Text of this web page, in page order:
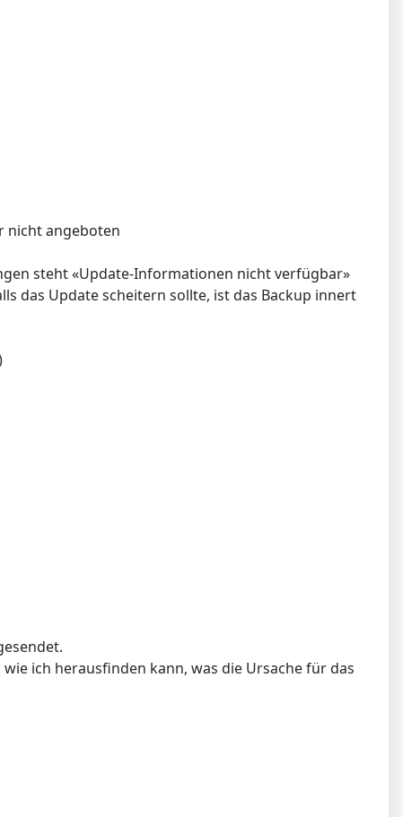
nicht angeboten
steht «Update-Informationen nicht verfügbar»
das Update scheitern sollte, ist das Backup innert
ich herausfinden kann, was die Ursache für das